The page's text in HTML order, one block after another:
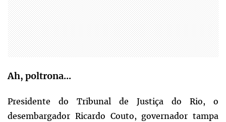
Ah, poltrona...
Presidente do Tribunal de Justiça do Rio, o
desembargador Ricardo Couto, governador tampa